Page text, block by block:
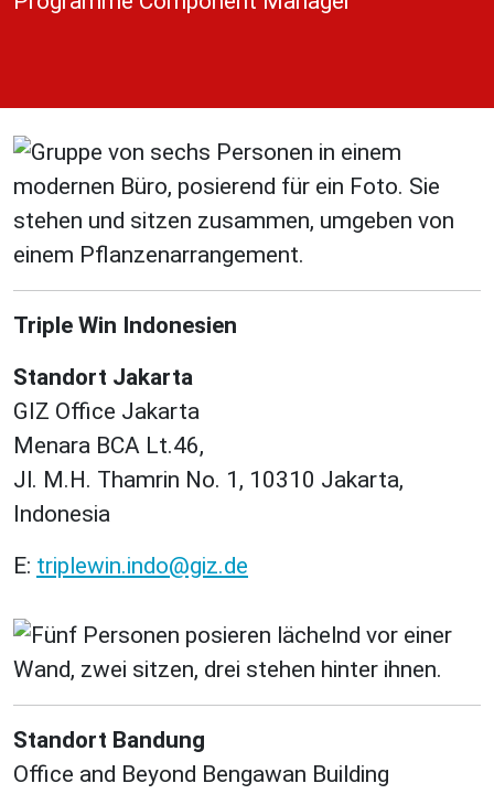
Triple Win Indonesien
Standort Jakarta
GIZ Office Jakarta
Menara BCA Lt.46,
Jl. M.H. Thamrin No. 1, 10310 Jakarta,
Indonesia
E: triplewin.indo@giz.de
Standort Bandung
Office and Beyond Bengawan Building